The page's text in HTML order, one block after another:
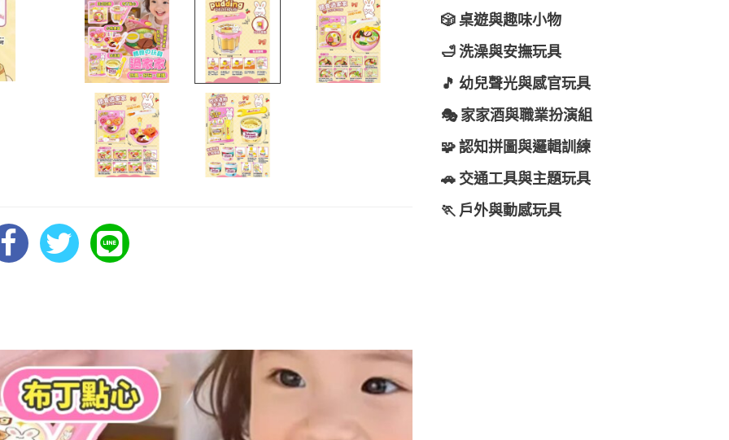
🎲 桌遊與趣味小物
🛁 洗澡與安撫玩具
🎵 幼兒聲光與感官玩具
🎭 家家酒與職業扮演組
🧩 認知拼圖與邏輯訓練
🚗 交通工具與主題玩具
🏃 戶外與動感玩具